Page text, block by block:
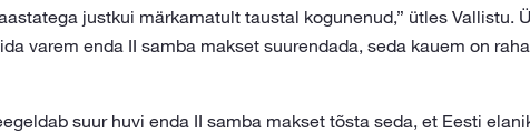
justkui märkamatult taustal kogunenud,” ütles Vallistu.
varem enda II samba makset suurendada, seda kauem on
suur huvi enda II samba makset tõsta seda, et Eesti